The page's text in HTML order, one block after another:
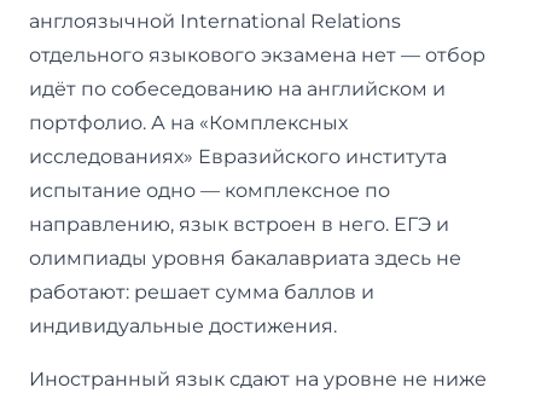
англоязычной International Relations
отдельного языкового экзамена нет — отбор
идёт по собеседованию на английском и
портфолио. А на «Комплексных
исследованиях» Евразийского института
испытание одно — комплексное по
направлению, язык встроен в него. ЕГЭ и
олимпиады уровня бакалавриата здесь не
работают: решает сумма баллов и
индивидуальные достижения.
Иностранный язык сдают на уровне не ниже